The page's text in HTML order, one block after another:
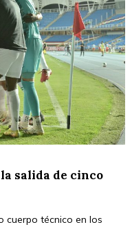
salida de cinco
cuerpo técnico en los